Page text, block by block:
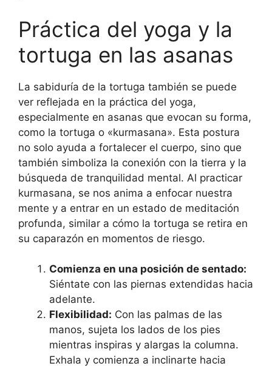
Práctica del yoga y la
tortuga en las asanas
La sabiduría de la tortuga también se puede
ver reflejada en la práctica del yoga,
especialmente en asanas que evocan su forma,
como la tortuga o «kurmasana». Esta postura
no solo ayuda a fortalecer el cuerpo, sino que
también simboliza la conexión con la tierra y la
búsqueda de tranquilidad mental. Al practicar
kurmasana, se nos anima a enfocar nuestra
mente y a entrar en un estado de meditación
profunda, similar a cómo la tortuga se retira en
su caparazón en momentos de riesgo.
Comienza en una posición de sentado:
Siéntate con las piernas extendidas hacia
adelante.
Flexibilidad: Con las palmas de las
manos, sujeta los lados de los pies
mientras inspiras y alargas la columna.
Exhala y comienza a inclinarte hacia